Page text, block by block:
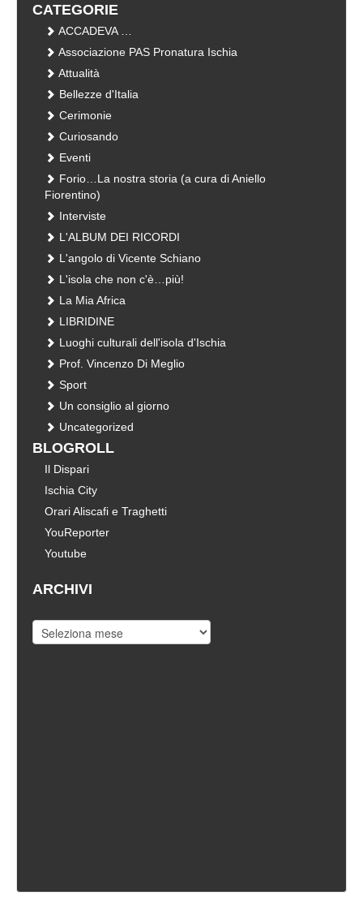
CATEGORIE
ACCADEVA …
Associazione PAS Pronatura Ischia
Attualità
Bellezze d'Italia
Cerimonie
Curiosando
Eventi
Forio…La nostra storia (a cura di Aniello
Fiorentino)
Interviste
L'ALBUM DEI RICORDI
L'angolo di Vicente Schiano
L'isola che non c'è…più!
La Mia Africa
LIBRIDINE
Luoghi culturali dell'isola d'Ischia
Prof. Vincenzo Di Meglio
Sport
Un consiglio al giorno
Uncategorized
BLOGROLL
Il Dispari
Ischia City
Orari Aliscafi e Traghetti
YouReporter
Youtube
ARCHIVI